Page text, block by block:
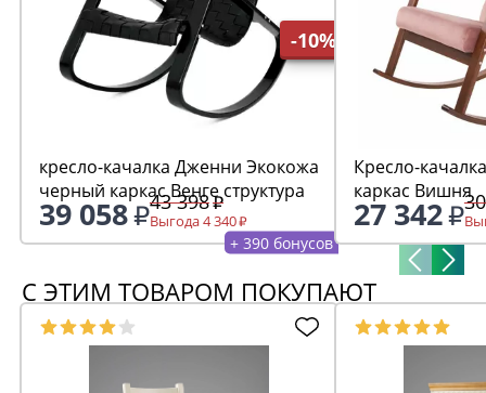
-10%
кресло-качалка Дженни Экокожа
черный каркас Венге структура
39 058 43 398
Выгода 4 340
+ 390 бонусов
Кресло-качалка Ирис
каркас Вишня
27 342
С ЭТИМ ТОВАРОМ ПОКУПАЮТ